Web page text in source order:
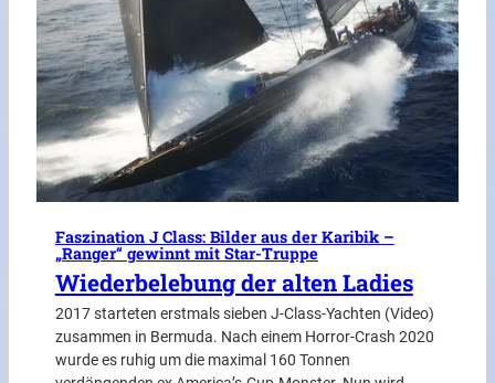
Faszination J Class: Bilder aus der Karibik –
„Ranger“ gewinnt mit Star-Truppe
Wiederbelebung der alten Ladies
2017 starteten erstmals sieben J-Class-Yachten (Video)
zusammen in Bermuda. Nach einem Horror-Crash 2020
wurde es ruhig um die maximal 160 Tonnen